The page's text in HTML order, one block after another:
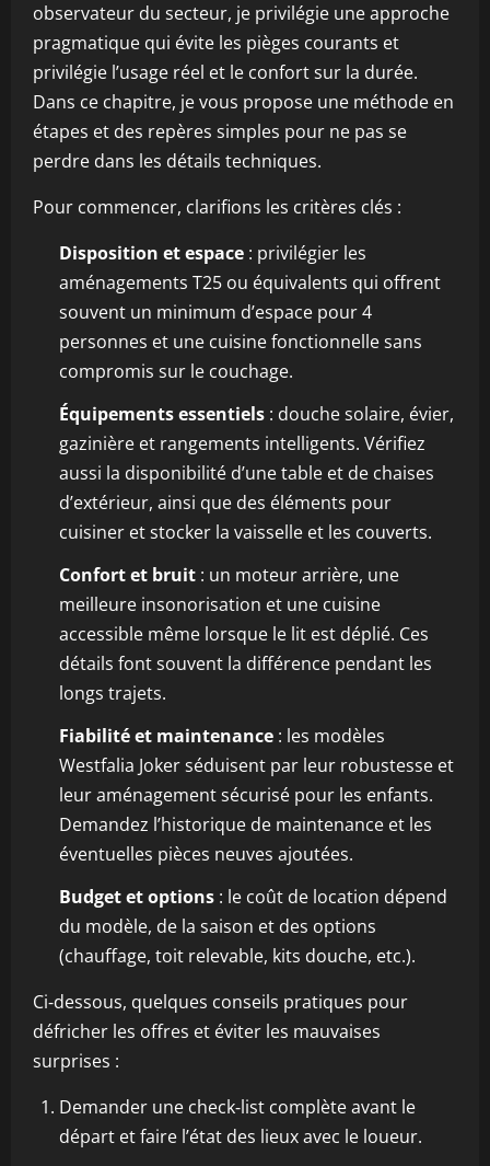
observateur du secteur, je privilégie une approche
pragmatique qui évite les pièges courants et
privilégie l’usage réel et le confort sur la durée.
Dans ce chapitre, je vous propose une méthode en
étapes et des repères simples pour ne pas se
perdre dans les détails techniques.
Pour commencer, clarifions les critères clés :
Disposition et espace : privilégier les
aménagements T25 ou équivalents qui offrent
souvent un minimum d’espace pour 4
personnes et une cuisine fonctionnelle sans
compromis sur le couchage.
Équipements essentiels : douche solaire, évier,
gazinière et rangements intelligents. Vérifiez
aussi la disponibilité d’une table et de chaises
d’extérieur, ainsi que des éléments pour
cuisiner et stocker la vaisselle et les couverts.
Confort et bruit : un moteur arrière, une
meilleure insonorisation et une cuisine
accessible même lorsque le lit est déplié. Ces
détails font souvent la différence pendant les
longs trajets.
Fiabilité et maintenance : les modèles
Westfalia Joker séduisent par leur robustesse et
leur aménagement sécurisé pour les enfants.
Demandez l’historique de maintenance et les
éventuelles pièces neuves ajoutées.
Budget et options : le coût de location dépend
du modèle, de la saison et des options
(chauffage, toit relevable, kits douche, etc.).
Ci‑dessous, quelques conseils pratiques pour
défricher les offres et éviter les mauvaises
surprises :
Demander une check‑list complète avant le
départ et faire l’état des lieux avec le loueur.